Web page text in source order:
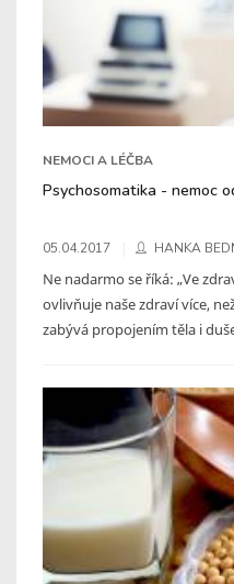
NEMOCI A LÉČBA
Psychosomatika - nemoc
05.04.2017 HANKA
Ne nadarmo se říká: „Ve
ovlivňuje naše zdraví více,
zabývá propojením těla i